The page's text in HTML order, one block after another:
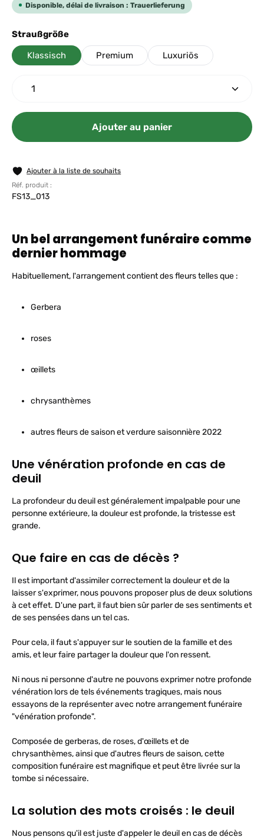
Disponible, délai de livraison : Trauerlieferung
Sélectionnez
Straußgröße
Klassisch
Premium Luxuriös
Ajouter au panier
Ajouter à la liste de souhaits
Réf. produit :
FS13_013
Un bel arrangement funéraire comme
dernier hommage
Habituellement, l'arrangement contient des fleurs telles que :
Gerbera
roses
œillets
chrysanthèmes
autres fleurs de saison et verdure saisonnière 2022
Une vénération profonde en cas de
deuil
La profondeur du deuil est généralement impalpable pour une
personne extérieure, la douleur est profonde, la tristesse est
grande.
Que faire en cas de décès ?
Il est important d'assimiler correctement la douleur et de la
laisser s'exprimer, nous pouvons proposer plus de deux solutions
à cet effet. D'une part, il faut bien sûr parler de ses sentiments et
de ses pensées dans un tel cas.
Pour cela, il faut s'appuyer sur le soutien de la famille et des
amis, et leur faire partager la douleur que l'on ressent.
Ni nous ni personne d'autre ne pouvons exprimer notre profonde
vénération lors de tels événements tragiques, mais nous
essayons de la représenter avec notre arrangement funéraire
"vénération profonde".
Composée de gerberas, de roses, d'œillets et de
chrysanthèmes, ainsi que d'autres fleurs de saison, cette
composition funéraire est magnifique et peut être livrée sur la
tombe si nécessaire.
La solution des mots croisés : le deuil
Nous pensons qu'il est juste d'appeler le deuil en cas de décès